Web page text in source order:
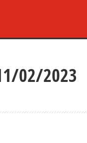
02/2023